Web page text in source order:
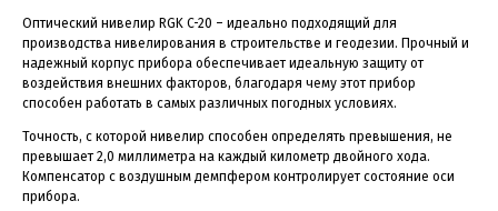
Оптический нивелир RGK C-20 – идеально подходящий для
производства нивелирования в строительстве и геодезии. Прочный и
надежный корпус прибора обеспечивает идеальную защиту от
воздействия внешних факторов, благодаря чему этот прибор
способен работать в самых различных погодных условиях.
Точность, с которой нивелир способен определять превышения, не
превышает 2,0 миллиметра на каждый километр двойного хода.
Компенсатор с воздушным демпфером контролирует состояние оси
прибора.